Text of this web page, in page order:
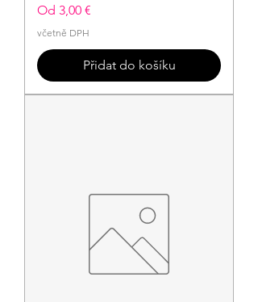
Od 3,00 €
Zvýhodněná cena
včetně DPH
Přidat do košíku